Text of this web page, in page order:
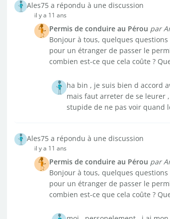
Ales75 a répondu à une discussion
il y a 11 ans
Permis de conduire au Pérou par
Bonjour à tous, quelques
pour un étranger de passer le
combien est-ce que cela coûte ?
ha bin , je suis bien d accord
mais faut arreter de se leurer
stupide de ne pas voir quand
Ales75 a répondu à une discussion
il y a 11 ans
Permis de conduire au Pérou par
Bonjour à tous, quelques
pour un étranger de passer le
combien est-ce que cela coûte ?